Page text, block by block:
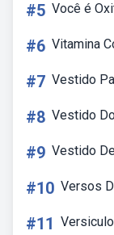
#5 Você é
#6 Vitamina
#7 Vestido
#8 Vestido
#9 Vestido
#10 Versos
#11